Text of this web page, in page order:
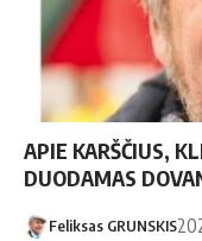
APIE KARŠČIUS,
DUODAMAS
Feliksas GRUNSKIS